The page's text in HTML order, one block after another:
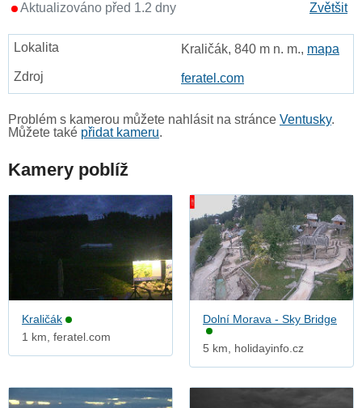
Zvětšit
Aktualizováno před 1.2 dny
Kraličák, 840 m n. m., mapa
feratel.com
Problém s kamerou můžete nahlásit na stránce Ventusky.
Můžete také přidat kameru.
Kamery poblíž
Kraličák
1 km, feratel.com
Dolní Morava - Sky Bridge
5 km, holidayinfo.cz